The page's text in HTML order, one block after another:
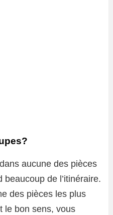
aucune des pièces
de l’itinéraire.
des pièces les plus
le bon sens, vous